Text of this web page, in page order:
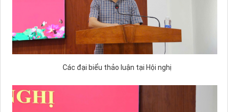
Các đại biểu thảo luận tại Hội nghị